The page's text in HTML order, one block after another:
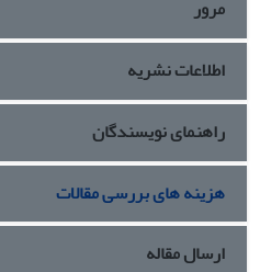
مرور
اطلاعات نشریه
راهنمای نویسندگان
هزینه های بررسی مقالات
ارسال مقاله